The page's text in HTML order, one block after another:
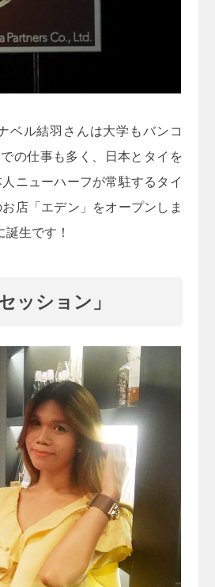
ベル結羽さんは大学もバンコ
の仕事も多く、日本とタイを
ニューハーフが常駐するタイ
店「エデン」をオープンしま
生です！
ッション」